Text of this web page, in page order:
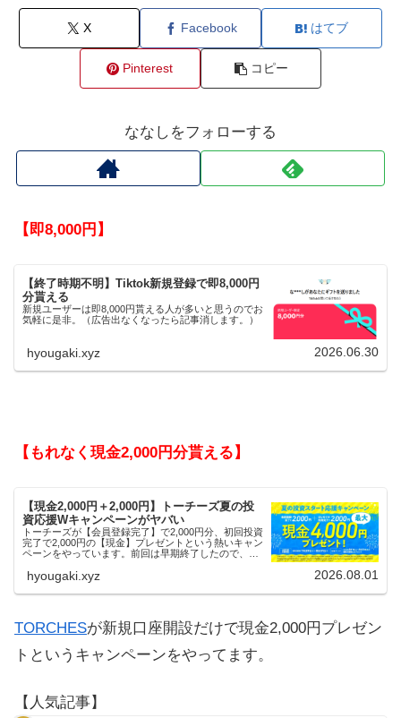
X Facebook はてブ
Pinterest コピー
ななしをフォローする
【即8,000円】
【終了時期不明】Tiktok新規登録で即8,000円
分貰える
新規ユーザーは即8,000円貰える人が多いと思うのでお
気軽に是非。（広告出なくなったら記事消します。）
hyougaki.xyz 2026.06.30
【もれなく現金2,000円分貰える】
【現金2,000円＋2,000円】トーチーズ夏の投
資応援Wキャンペーンがヤバい
トーチーズが【会員登録完了】で2,000円分、初回投資
完了で2,000円の【現金】プレゼントという熱いキャン
ペーンをやっています。前回は早期終了したので、使
hyougaki.xyz 2026.08.01
TORCHESが新規口座開設だけで現金2,000円プレゼン
トというキャンペーンをやってます。
【人気記事】